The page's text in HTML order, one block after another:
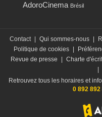
AdoroCinema Brésil
Contact Qui sommes-nous
Politique de cookies
Revue de presse
Charte
Retrouvez tous les horaires et
0 892 892